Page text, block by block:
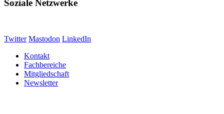
Soziale Netzwerke
Twitter Mastodon LinkedIn
Kontakt
Fachbereiche
Mitgliedschaft
Newsletter